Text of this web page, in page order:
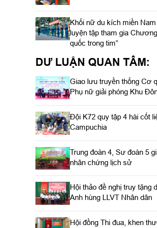
Khối nữ du kích miền
luyện tập tham gia
quốc trong tim”
DƯ LUẬN QUAN TÂM:
Giao lưu truyền thống Cơ
Phụ nữ giải phóng Khu
Đội K72 quy tập 4 hài cốt
Campuchia
Trung đoàn 4, Sư đoàn 5
nhân chứng lịch sử
Hội thảo đề nghị truy tặng
Anh hùng LLVT Nhân dân
Hội đồng Thi đua, khen